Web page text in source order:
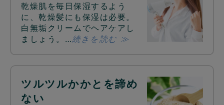
乾燥肌を毎日保湿するよう
に、乾燥髪にも保湿は必要。
白無垢クリームでヘアケアし
ましょう。…続きを読む ≫
ツルツルかかとを諦め
ない